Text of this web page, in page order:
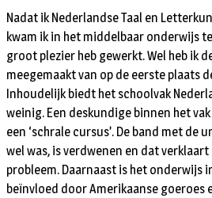
Nadat ik Nederlandse Taal en
kwam ik in het middelbaar onderwijs
groot plezier heb gewerkt. Wel heb ik
meegemaakt van op de eerste plaats
Inhoudelijk biedt het schoolvak
weinig. Een deskundige binnen het
een ‘schrale cursus’. De band met de
wel was, is verdwenen en dat
probleem. Daarnaast is het onderwijs
beïnvloed door Amerikaanse goeroes